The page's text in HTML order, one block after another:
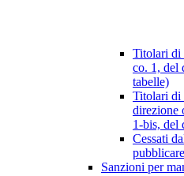
Titolari di
co. 1, del
tabelle)
Titolari di
direzione
1-bis, del
Cessati
Sanzioni per